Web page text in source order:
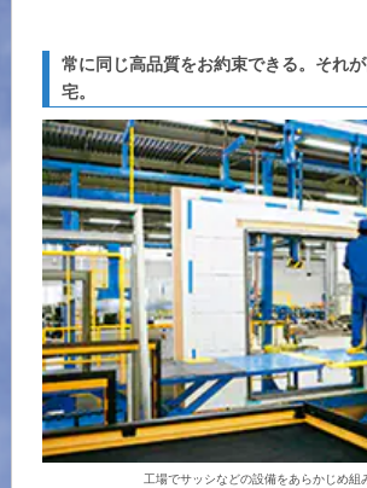
デザイナーズギャラリー
インテリア
住まいづくりガイド
買う
分譲住宅（建売・土地）検索
中古住宅検索
スムストック検索
土地活用モデルルーム見学
土地活用実例
法人のお客さま
企業不動産活用（CRE）戦略
社宅建築
医療・介護・子育て・障がい福祉施設
リフォームの流れ
リフォームメニュー
リフォーム事例
事業用
事業用リノベーション
ホテル・旅館リフォーム
リフォーム営業所
複合開発事業（ASMACI-アスマチ-）
再開発・官民連携事業
分譲マンション開発事業
収益不動産・投資開発事業
建築再生事業
事業用売買
事業用地・事業用建物
サポートメニュー
住まいるりんぐ（ロングサポート）
保証制度
アフターメンテナンス
ミサワリフォーム
ご相談窓口
企業・IR情報
企業・IR
ニュース
MISAWAについて
ミサワホームグループ
IR情報
展示場・イベント情報
カタログ請求
住まいのご相談
常に同じ高品質をお約束できる。それ
宅。
工場でサッシなどの設備をあらかじめ組